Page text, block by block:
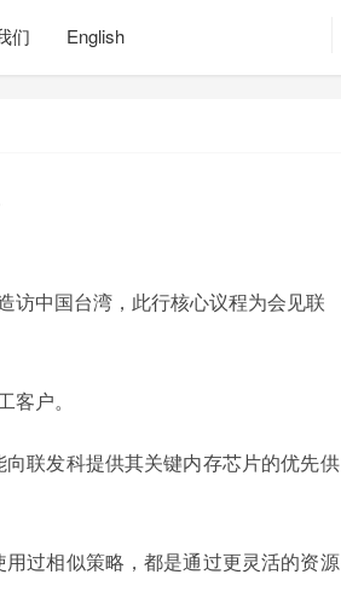
们 English
访中国台湾，此行核心议程为会见联
客户。
联发科提供其关键内存芯片的优先供
过相似策略，都是通过更灵活的资源